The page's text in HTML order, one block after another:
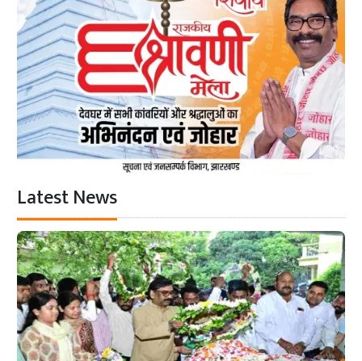
Latest News